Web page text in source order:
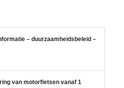
– duurzaamheidsbeleid –
van motorfietsen vanaf 1